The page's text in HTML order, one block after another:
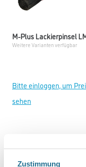
Zustimmung
M-Plus Lackierpinsel
Weitere Varianten verfügbar
Bitte einloggen, um
sehen